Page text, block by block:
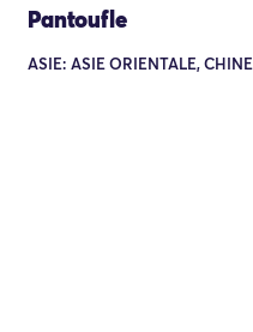
Pantoufle
ASIE: ASIE ORIENTALE, CHINE